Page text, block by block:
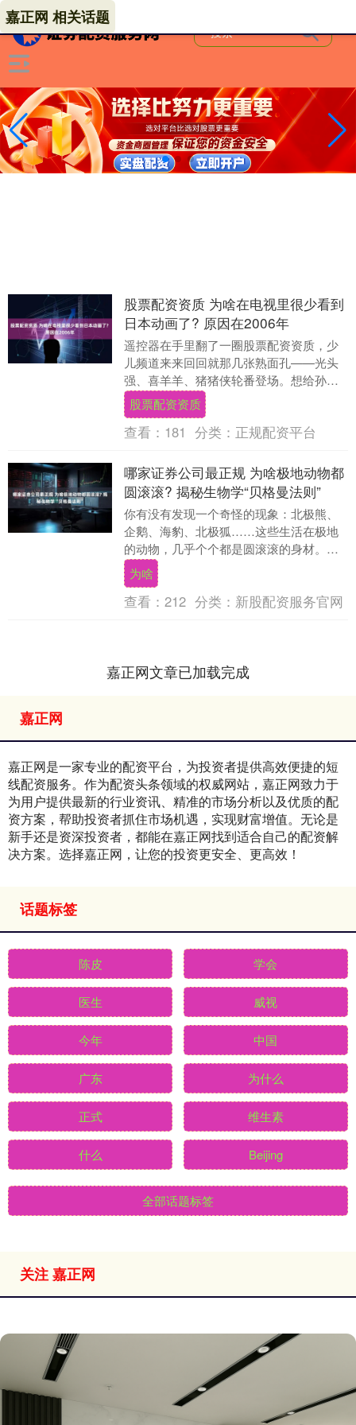
嘉正网 相关话题
股票配资资质 为啥在电视里很少看到
日本动画了? 原因在2006年
遥控器在手里翻了一圈股票配资资质，少
儿频道来来回回就那几张熟面孔——光头
强、喜羊羊、猪猪侠轮番登场。想给孙子
指着屏幕说一句＂这是爷爷小时候追过的
《灌篮高手》＂，....
股票配资资质
查看： 181 分类： 正规配资平台
哪家证券公司最正规 为啥极地动物都
圆滚滚? 揭秘生物学“贝格曼法则”
你有没有发现一个奇怪的现象：北极熊、
企鹅、海豹、北极狐……这些生活在极地
的动物，几乎个个都是圆滚滚的身材。这
是巧合吗？还是说，在零下几十度的冰天
雪地里哪家证券公....
为啥
查看： 212 分类： 新股配资服务官网
嘉正网文章已加载完成
嘉正网
嘉正网是一家专业的配资平台，为投资者提供高效便捷的短
线配资服务。作为配资头条领域的权威网站，嘉正网致力于
为用户提供最新的行业资讯、精准的市场分析以及优质的配
资方案，帮助投资者抓住市场机遇，实现财富增值。无论是
新手还是资深投资者，都能在嘉正网找到适合自己的配资解
决方案。选择嘉正网，让您的投资更安全、更高效！
话题标签
陈皮 学会
医生 威视
今年 中国
广东 为什么
正式 维生素
什么 Beijing
全部话题标签
关注 嘉正网